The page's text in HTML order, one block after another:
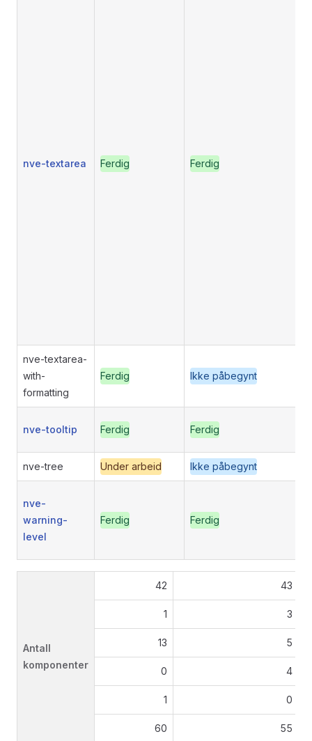
nve-textarea Ferdig Ferdig
nve-textarea-
with-
formatting
Ferdig Ikke påbegynt
nve-tooltip Ferdig Ferdig
nve-tree Under arbeid Ikke påbegynt
nve-
warning-
level
Ferdig Ferdig
Antall
komponenter
42 43
1 3
13 5
0 4
1 0
60 55